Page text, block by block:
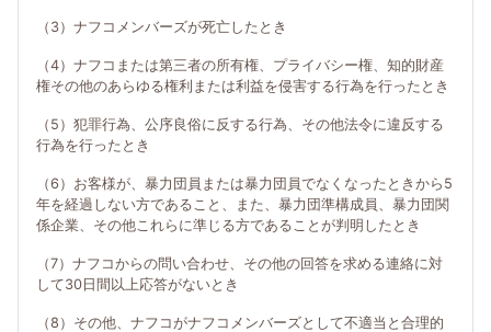
（3）ナフコメンバーズが死亡したとき
（4）ナフコまたは第三者の所有権、プライバシー権、知的財産
権その他のあらゆる権利または利益を侵害する行為を行ったとき
（5）犯罪行為、公序良俗に反する行為、その他法令に違反する
行為を行ったとき
（6）お客様が、暴力団員または暴力団員でなくなったときから5
年を経過しない方であること、また、暴力団準構成員、暴力団関
係企業、その他これらに準じる方であることが判明したとき
（7）ナフコからの問い合わせ、その他の回答を求める連絡に対
して30日間以上応答がないとき
（8）その他、ナフコがナフコメンバーズとして不適当と合理的